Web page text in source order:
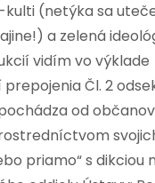
kulti (netýka sa
a zelená
vidím vo výklade
Čl. 2
od
priamo“ s dikciou